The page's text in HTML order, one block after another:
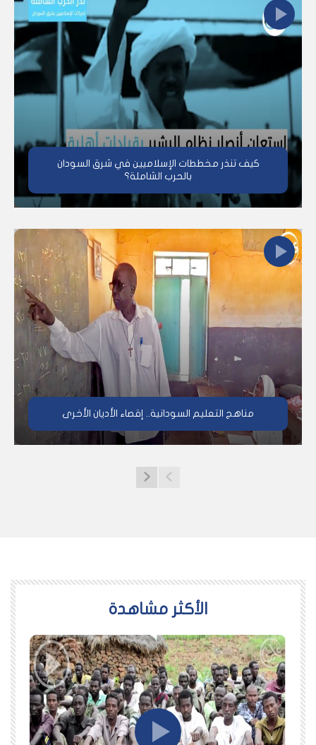
كيف تنذر مخططات الإسلاميين في شرق السودان
بالحرب الشاملة؟
مناهج التعليم السودانية.. إقصاء الأديان الأخرى
اﻷكثر مشاهدة